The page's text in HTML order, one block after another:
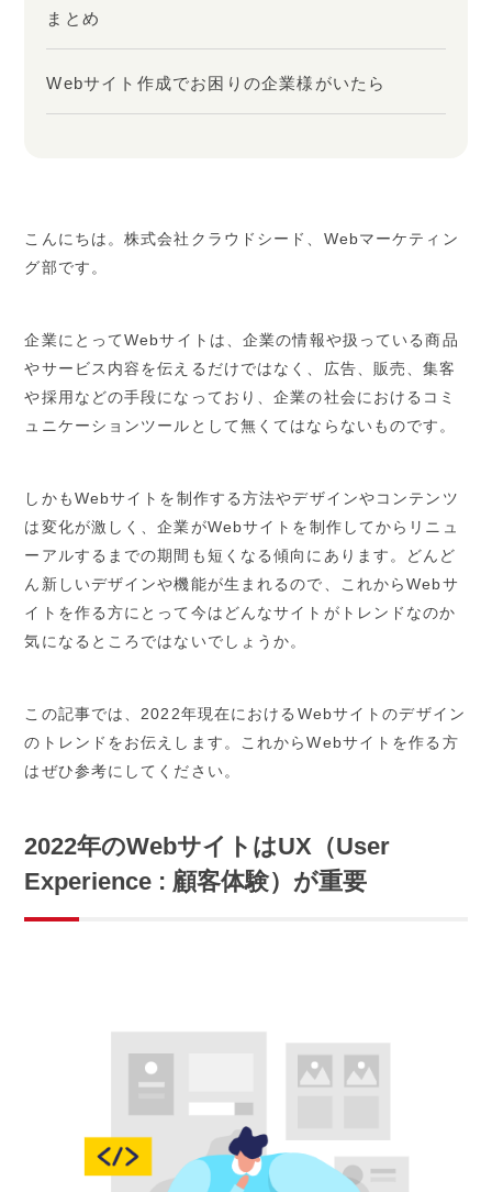
まとめ
Webサイト作成でお困りの企業様がいたら
こんにちは。株式会社クラウドシード、Webマーケティン
グ部です。
企業にとってWebサイトは、企業の情報や扱っている商品
やサービス内容を伝えるだけではなく、広告、販売、集客
や採用などの手段になっており、企業の社会におけるコミ
ュニケーションツールとして無くてはならないものです。
しかもWebサイトを制作する方法やデザインやコンテンツ
は変化が激しく、企業がWebサイトを制作してからリニュ
ーアルするまでの期間も短くなる傾向にあります。どんど
ん新しいデザインや機能が生まれるので、これからWebサ
イトを作る方にとって今はどんなサイトがトレンドなのか
気になるところではないでしょうか。
この記事では、2022年現在におけるWebサイトのデザイン
のトレンドをお伝えします。これからWebサイトを作る方
はぜひ参考にしてください。
2022年のWebサイトはUX（User
Experience : 顧客体験）が重要